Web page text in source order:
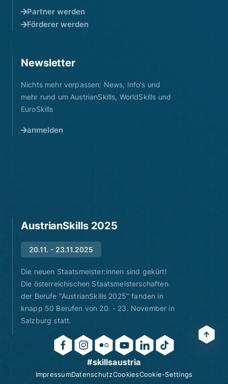
Partner werden
Förderer werden
Newsletter
Nichts mehr verpassen: News, Info's und
mehr rund um AustrianSkills, WorldSkills und
EuroSkills
anmelden
AustrianSkills 2025
20.11. - 23.11.2025
Die neuen Staatsmeister:innen sind gekürt!
Die österreichischen Staatsmeisterschaften
der Berufe "AustrianSkills 2025" fanden in
knapp 50 Berufen von 20. - 23. November in
Salzburg statt.
#skillsaustria
ImpressumDatenschutzCookiesCookie-Settings